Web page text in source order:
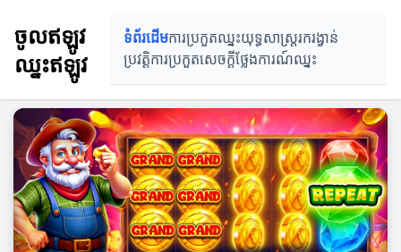
ចូលឥឡូវ
ឈ្នះឥឡូវ
ទំព័រដើមការប្រកួតឈ្នះយុទ្ធសាស្ត្ររករង្វាន់
ប្រវត្តិការប្រកួតសេចក្ដីថ្លែងការណ៍ឈ្នះ